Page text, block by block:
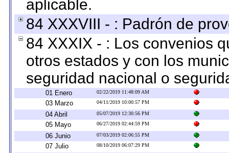
aplicable.
84 XXXVIII - : Padrón de
84 XXXIX - : Los convenios
otros estados y con los
seguridad nacional o
01 Enero 02/22/2019 11:48:09 AM
03 Marzo 04/11/2019 10:00:57 PM
04 Abril 05/07/2019 12:30:56 PM
05 Mayo 06/27/2019 02:44:59 PM
06 Junio 07/03/2019 02:06:55 PM
07 Julio 08/10/2019 06:07:29 PM